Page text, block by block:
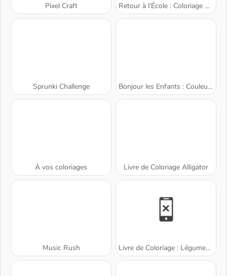
Pixel Craft Retour à l'École : Coloriage d'Ours Mignons
Sprunki Challenge Bonjour les Enfants : Couleur par Numéro
À vos coloriages Livre de Coloriage Alligator
Music Rush Livre de Coloriage : Légumes Dessinés